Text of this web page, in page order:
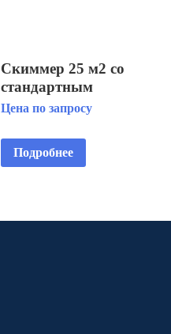
Скиммер 25 м2 со
стандартным
раструбом, крышка
пленочных
бассейнов AISI 304
Цена по запросу
Подробнее